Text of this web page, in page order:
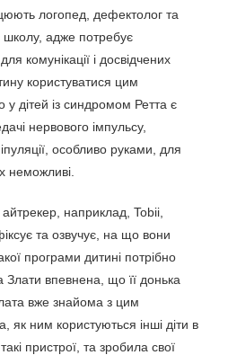
логопед, дефектолог та
школу, адже потребує
комунікації і досвідчених
користуватися цим
дітей із синдромом Ретта є
нервового імпульсу,
особливо руками, для
неможливі.
наприклад, Tobii,
та озвучує, на що вони
програми дитині потрібно
Злати впевнена, що її донька
вже знайома з цим
ним користуються інші діти в
пристрої, та зробила свої